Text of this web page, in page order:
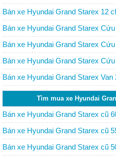
Bán xe Hyundai Grand Starex 12
Bán xe Hyundai Grand Starex
Bán xe Hyundai Grand Starex
Bán xe Hyundai Grand Starex
Bán xe Hyundai Grand Starex Van
Tìm mua xe Hyundai
Bán xe Hyundai Grand Starex cũ
Bán xe Hyundai Grand Starex cũ
Bán xe Hyundai Grand Starex cũ